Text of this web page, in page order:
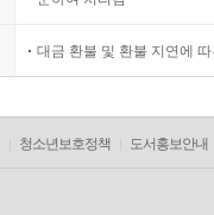
대금 환불 및 환불 지연에
청소년보호정책 도서홍보안내